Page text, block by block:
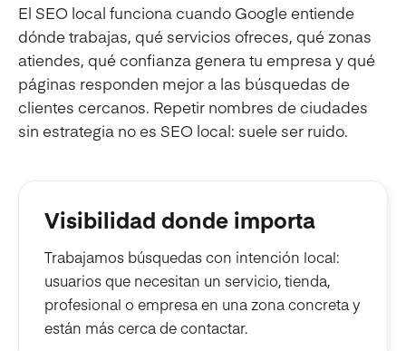
El SEO local funciona cuando Google entiende
dónde trabajas, qué servicios ofreces, qué zonas
atiendes, qué confianza genera tu empresa y qué
páginas responden mejor a las búsquedas de
clientes cercanos. Repetir nombres de ciudades
sin estrategia no es SEO local: suele ser ruido.
Visibilidad donde importa
Trabajamos búsquedas con intención local:
usuarios que necesitan un servicio, tienda,
profesional o empresa en una zona concreta y
están más cerca de contactar.